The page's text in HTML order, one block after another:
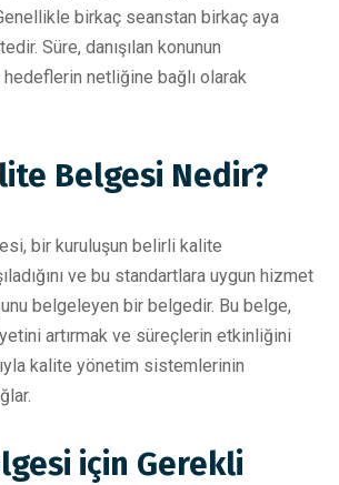
birkaç seanstan birkaç aya
Süre, danışılan konunun
hedeflerin netliğine bağlı olarak
Belgesi Nedir?
bir kuruluşun belirli kalite
ve bu standartlara uygun hizmet
belgeleyen bir belgedir. Bu belge,
artırmak ve süreçlerin etkinliğini
kalite yönetim sistemlerinin
için Gerekli